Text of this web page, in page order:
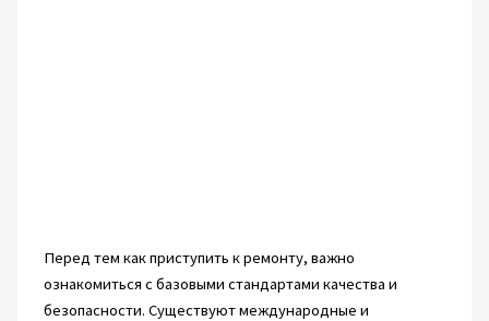
Перед тем как приступить к ремонту, важно
ознакомиться с базовыми стандартами качества и
безопасности. Существуют международные и